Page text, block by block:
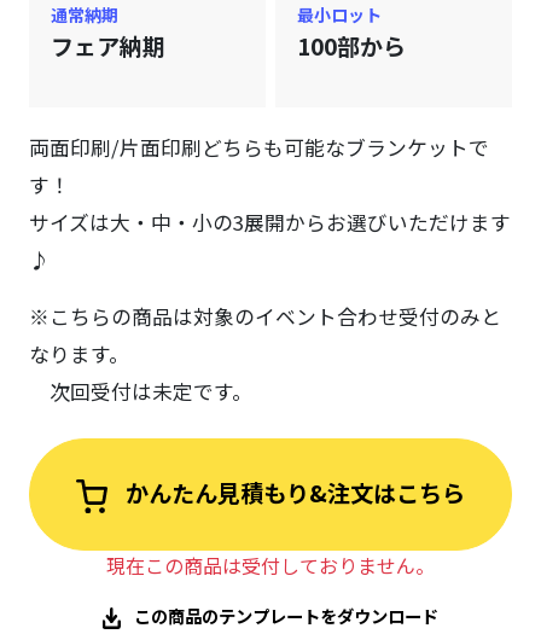
通常納期
フェア納期
最小ロット
100部から
両面印刷/片面印刷どちらも可能なブランケットで
す！
サイズは大・中・小の3展開からお選びいただけます
♪
※こちらの商品は対象のイベント合わせ受付のみと
なります。
次回受付は未定です。
かんたん見積もり&注文はこちら
現在この商品は受付しておりません。
この商品のテンプレートをダウンロード